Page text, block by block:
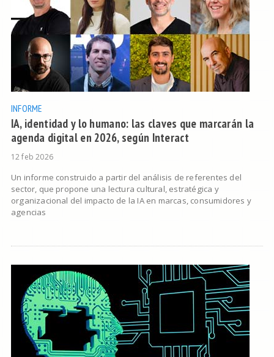
INFORME
IA, identidad y lo humano: las claves que marcarán la
agenda digital en 2026, según Interact
12 feb 2026
Un informe construido a partir del análisis de referentes del
sector, que propone una lectura cultural, estratégica y
organizacional del impacto de la IA en marcas, consumidores y
agencias